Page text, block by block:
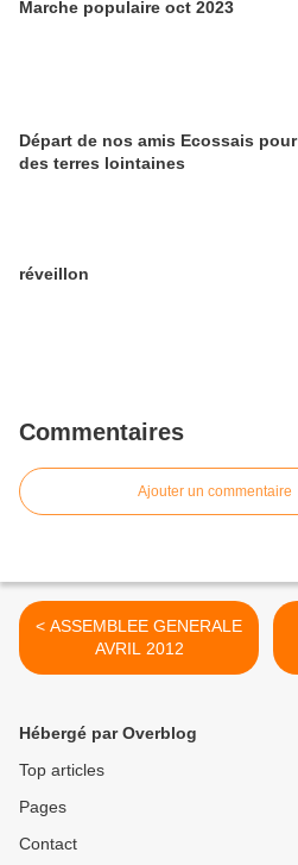
Marche populaire oct 2023
Départ de nos amis Ecossais pour
des terres lointaines
réveillon
Commentaires
Ajouter un commentaire
< ASSEMBLEE GENERALE
AVRIL 2012
Hébergé par Overblog
Top articles
Pages
Contact